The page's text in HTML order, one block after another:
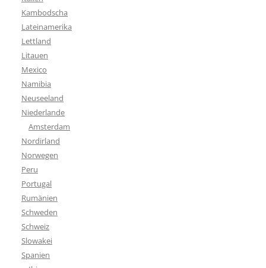
Kambodscha
Lateinamerika
Lettland
Litauen
Mexico
Namibia
Neuseeland
Niederlande
Amsterdam
Nordirland
Norwegen
Peru
Portugal
Rumänien
Schweden
Schweiz
Slowakei
Spanien